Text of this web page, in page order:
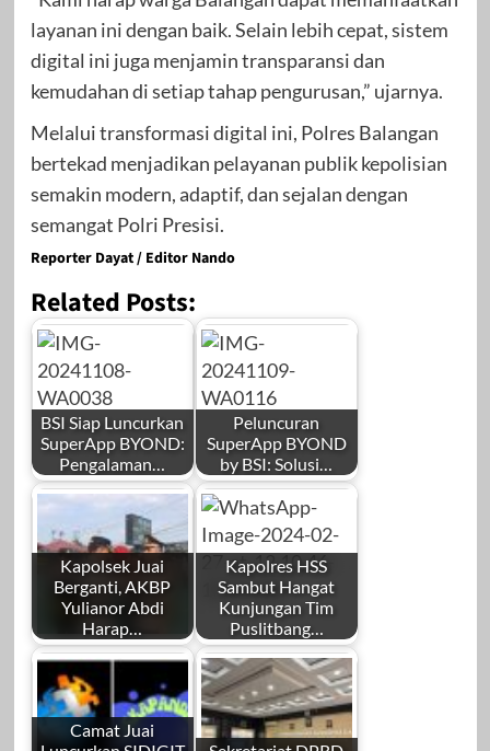
layanan ini dengan baik. Selain lebih cepat, sistem
digital ini juga menjamin transparansi dan
kemudahan di setiap tahap pengurusan,” ujarnya.
Melalui transformasi digital ini, Polres Balangan
bertekad menjadikan pelayanan publik kepolisian
semakin modern, adaptif, dan sejalan dengan
semangat Polri Presisi.
Reporter Dayat / Editor Nando
Related Posts:
BSI Siap Luncurkan
SuperApp BYOND:
Pengalaman…
Peluncuran
SuperApp BYOND
by BSI: Solusi…
Kapolsek Juai
Berganti, AKBP
Yulianor Abdi
Harap…
Kapolres HSS
Sambut Hangat
Kunjungan Tim
Puslitbang…
Camat Juai